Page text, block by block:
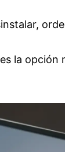
la opción